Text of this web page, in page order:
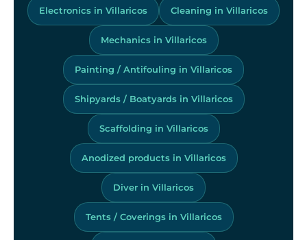
Electronics in Villaricos Cleaning in Villaricos
Mechanics in Villaricos
Painting / Antifouling in Villaricos
Shipyards / Boatyards in Villaricos
Scaffolding in Villaricos
Anodized products in Villaricos
Diver in Villaricos
Tents / Coverings in Villaricos